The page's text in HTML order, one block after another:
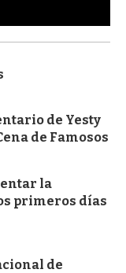
de Yesty
de Famosos
la
primeros días
de